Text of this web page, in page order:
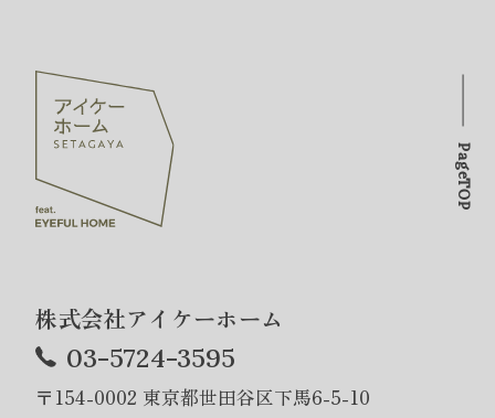
株式会社アイケーホーム
03-5724-3595
〒154-0002 東京都世田谷区下馬6-5-10
PageTOP